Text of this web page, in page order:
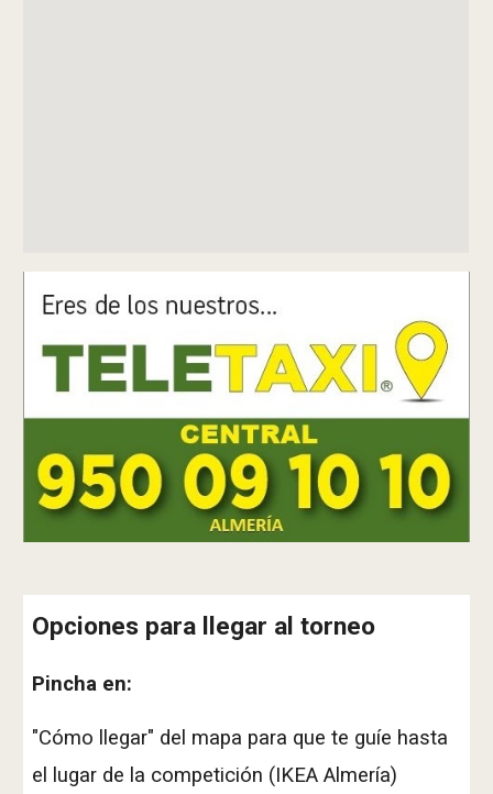
Opciones para llegar al torneo
Pincha en:
"Cómo llegar" del mapa para que te guíe hasta
el lugar de la competición (IKEA Almería)